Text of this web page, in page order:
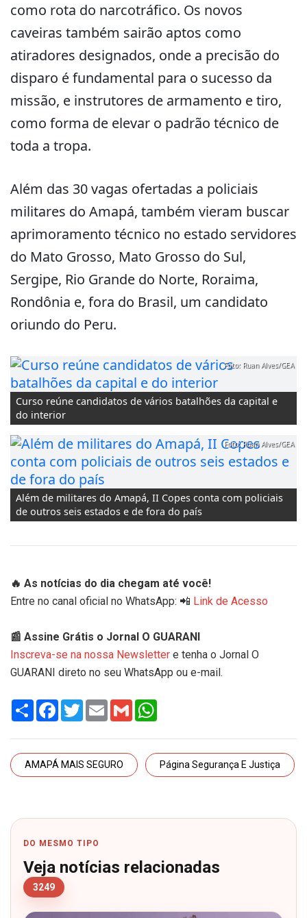
como rota do narcotráfico. Os novos
caveiras também sairão aptos como
atiradores designados, onde a precisão do
disparo é fundamental para o sucesso da
missão, e instrutores de armamento e tiro,
como forma de elevar o padrão técnico de
toda a tropa.
Além das 30 vagas ofertadas a policiais
militares do Amapá, também vieram buscar
aprimoramento técnico no estado servidores
do Mato Grosso, Mato Grosso do Sul,
Sergipe, Rio Grande do Norte, Roraima,
Rondônia e, fora do Brasil, um candidato
oriundo do Peru.
Curso reúne candidatos de vários batalhões da capital e
do interior
Foto: Ruan Alves/GEA
Além de militares do Amapá, II Copes conta com policiais
de outros seis estados e de fora do país
Foto: Ruan Alves/GEA
Foto: Ruan
🔥 As notícias do dia chegam até você!
Entre no canal oficial no WhatsApp: 📲 Link de Acesso
📰 Assine Grátis o Jornal O GUARANI
Inscreva-se na nossa Newsletter e tenha o Jornal O
GUARANI direto no seu WhatsApp ou e-mail.
Share Facebook
TwitterEmail Gmail
AMAPÁ MAIS SEGURO Página Segurança E Justiça
DO MESMO TIPO
Veja notícias relacionadas
3249